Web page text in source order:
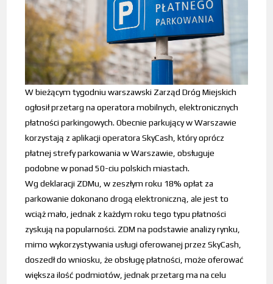
W bieżącym tygodniu warszawski Zarząd Dróg Miejskich
ogłosił przetarg na operatora mobilnych, elektronicznych
płatności parkingowych. Obecnie parkujący w Warszawie
korzystają z aplikacji operatora SkyCash, który oprócz
płatnej strefy parkowania w Warszawie, obsługuje
podobne w ponad 50-ciu polskich miastach.
Wg deklaracji ZDMu, w zeszłym roku 18% opłat za
parkowanie dokonano drogą elektroniczną, ale jest to
wciąż mało, jednak z każdym roku tego typu płatności
zyskują na popularności. ZDM na podstawie analizy rynku,
mimo wykorzystywania usługi oferowanej przez SkyCash,
doszedł do wniosku, że obsługę płatności, może oferować
większa ilość podmiotów, jednak przetarg ma na celu